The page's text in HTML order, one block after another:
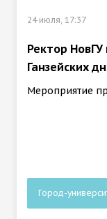
24 июля, 17:37
Ректор НовГУ
Ганзейских
Мероприятие
Город-